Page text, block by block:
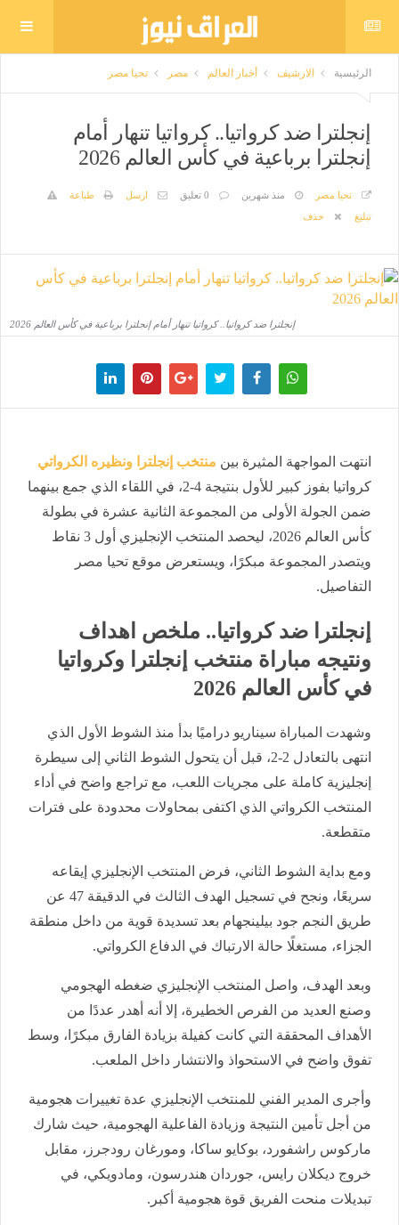
الرئيسية الارشيف أخبار العالم مصر تحيا مصر
إنجلترا ضد كرواتيا.. كرواتيا تنهار أمام
إنجلترا برباعية في كأس العالم 2026
تحيا مصر منذ شهرين 0 تعليق ارسل
طباعة
تبليغ
حذف
إنجلترا ضد كرواتيا.. كرواتيا تنهار أمام إنجلترا برباعية في كأس العالم 2026
انتهت المواجهة المثيرة بين منتخب إنجلترا ونظيره الكرواتي
كرواتيا بفوز كبير للأول بنتيجة 4-2، في اللقاء الذي جمع بينهما
ضمن الجولة الأولى من المجموعة الثانية عشرة في بطولة
كأس العالم 2026، ليحصد المنتخب الإنجليزي أول 3 نقاط
ويتصدر المجموعة مبكرًا، ويستعرض موقع تحيا مصر
التفاصيل.
إنجلترا ضد كرواتيا.. ملخص اهداف
ونتيجه مباراة منتخب إنجلترا وكرواتيا
في كأس العالم 2026
وشهدت المباراة سيناريو دراميًا بدأ منذ الشوط الأول الذي
انتهى بالتعادل 2-2، قبل أن يتحول الشوط الثاني إلى سيطرة
إنجليزية كاملة على مجريات اللعب، مع تراجع واضح في أداء
المنتخب الكرواتي الذي اكتفى بمحاولات محدودة على فترات
متقطعة.
ومع بداية الشوط الثاني، فرض المنتخب الإنجليزي إيقاعه
سريعًا، ونجح في تسجيل الهدف الثالث في الدقيقة 47 عن
طريق النجم جود بيلينجهام بعد تسديدة قوية من داخل منطقة
الجزاء، مستغلًا حالة الارتباك في الدفاع الكرواتي.
وبعد الهدف، واصل المنتخب الإنجليزي ضغطه الهجومي
وصنع العديد من الفرص الخطيرة، إلا أنه أهدر عددًا من
الأهداف المحققة التي كانت كفيلة بزيادة الفارق مبكرًا، وسط
تفوق واضح في الاستحواذ والانتشار داخل الملعب.
وأجرى المدير الفني للمنتخب الإنجليزي عدة تغييرات هجومية
من أجل تأمين النتيجة وزيادة الفاعلية الهجومية، حيث شارك
ماركوس راشفورد، بوكايو ساكا، ومورغان رودجرز، مقابل
خروج ديكلان رايس، جوردان هندرسون، ومادويكي، في
تبديلات منحت الفريق قوة هجومية أكبر.